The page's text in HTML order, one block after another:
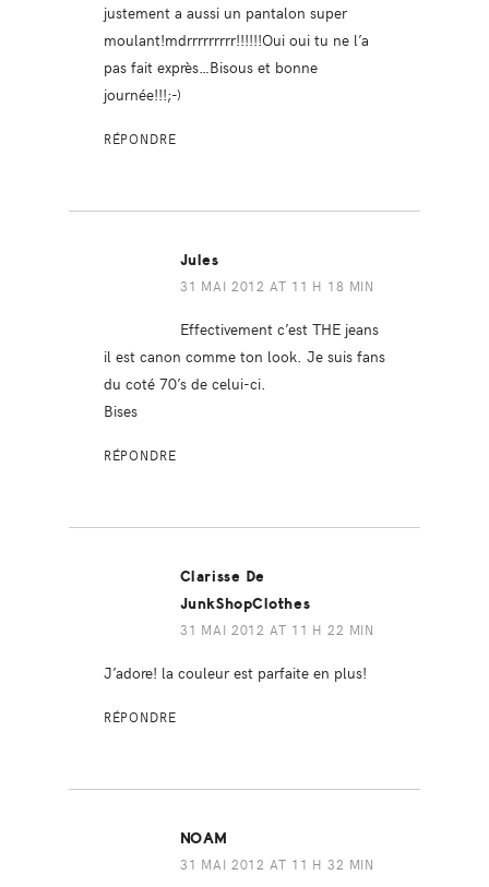
justement a aussi un pantalon super
moulant!mdrrrrrrrrr!!!!!!Oui oui tu ne l’a
pas fait exprès…Bisous et bonne
journée!!!;-)
RÉPONDRE
Jules
31 MAI 2012 AT 11 H 18 MIN
Effectivement c’est THE jeans
il est canon comme ton look. Je suis fans
du coté 70’s de celui-ci.
Bises
RÉPONDRE
Clarisse De
JunkShopClothes
31 MAI 2012 AT 11 H 22 MIN
J’adore! la couleur est parfaite en plus!
RÉPONDRE
NOAM
31 MAI 2012 AT 11 H 32 MIN